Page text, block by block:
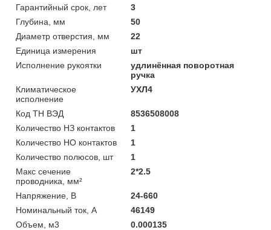
Гарантийный срок, лет
3
Глубина, мм
50
Диаметр отверстия, мм
22
Единица измерения
шт
Исполнение рукоятки
удлинённая поворотная
ручка
Климатическое
исполнение
УХЛ4
Код ТН ВЭД
8536508008
Количество НЗ контактов
1
Количество НО контактов
1
Количество полюсов, шт
1
Макс сечение
проводника, мм²
2*2.5
Напряжение, В
24-660
Номинальный ток, А
46149
Объем, м3
0.000135